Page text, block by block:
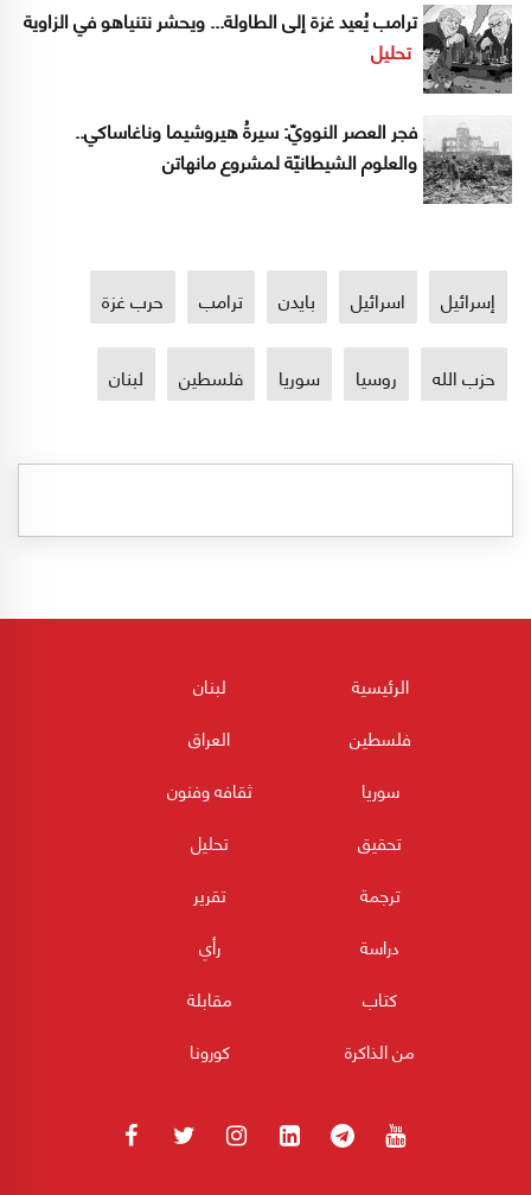
ترامب يُعيد غزة إلى الطاولة... ويحشر نتنياهو في الزاوية
تحليل
فجر العصر النوويّ: سيرةُ هيروشيما وناغاساكي..
والعلوم الشيطانيّة لمشروع مانهاتن
إسرائيل اسرائيل بايدن ترامب حرب غزة
حزب الله روسيا سوريا فلسطين لبنان
الرئيسية
لبنان
فلسطين
العراق
سوريا
ثقافه وفنون
تحقيق
تحليل
ترجمة
تقرير
دراسة
رأي
كتاب
مقابلة
من الذاكرة
كورونا